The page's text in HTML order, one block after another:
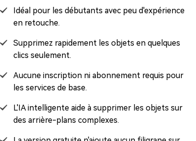
Idéal pour les débutants avec peu d'expérience
en retouche.
Supprimez rapidement les objets en quelques
clics seulement.
Aucune inscription ni abonnement requis pour
les services de base.
L'IA intelligente aide à supprimer les objets sur
des arrière-plans complexes.